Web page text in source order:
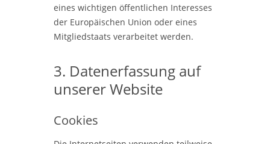
eines wichtigen öffentlichen Interesses
der Europäischen Union oder eines
Mitgliedstaats verarbeitet werden.
3. Datenerfassung auf
unserer Website
Cookies